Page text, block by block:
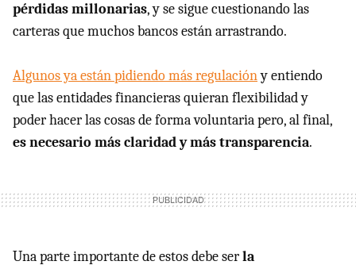
pérdidas millonarias, y se sigue cuestionando las
carteras que muchos bancos están arrastrando.
Algunos ya están pidiendo más regulacióny entiendo
que las entidades financieras quieran flexibilidad y
poder hacer las cosas de forma voluntaria pero, al final,
es necesario más claridad y más transparencia.
Una parte importante de estos debe serla